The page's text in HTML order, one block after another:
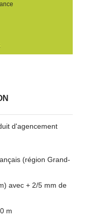
d'agencement
(région Grand-
avec + 2/5 mm de
m